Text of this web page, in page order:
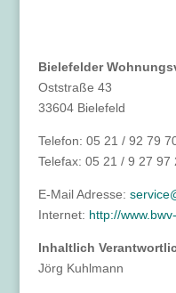
Bielefelder
Oststraße 43
33604 Bielefeld
Telefon: 05 21 / 92 79
Telefax: 05 21 / 9 27 97
E-Mail Adresse:
Internet: http://
Inhaltlich
Jörg Kuhlmann